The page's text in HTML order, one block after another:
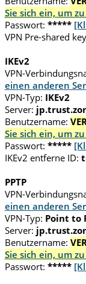
Sie sich ein, um
Passwort: *****
VPN Pre-shared
IKEv2
VPN-
einen anderen
VPN-Typ: IKEv2
Server:
Benutzername:
Sie sich ein, um
Passwort: *****
IKEv2 entferne ID:
PPTP
VPN-
einen anderen
VPN-Typ: Point to
Server:
Benutzername:
Sie sich ein, um
Passwort: *****